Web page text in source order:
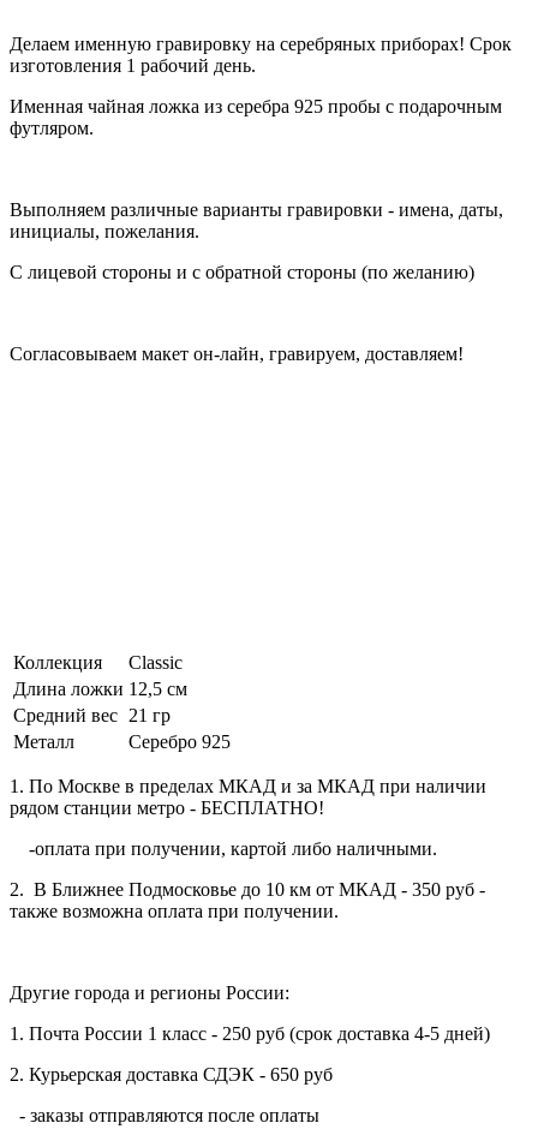
Делаем именную гравировку на серебряных приборах! Срок
изготовления 1 рабочий день.
Именная чайная ложка из серебра 925 пробы с подарочным
футляром.
Выполняем различные варианты гравировки - имена, даты,
инициалы, пожелания.
С лицевой стороны и с обратной стороны (по желанию)
Согласовываем макет он-лайн, гравируем, доставляем!
Коллекция
Classic
Длина ложки 12,5 см
Средний вес 21 гр
Металл
Серебро 925
1. По Москве в пределах МКАД и за МКАД при наличии
рядом станции метро - БЕСПЛАТНО!
-оплата при получении, картой либо наличными.
2. В Ближнее Подмосковье до 10 км от МКАД - 350 руб -
также возможна оплата при получении.
Другие города и регионы России:
1. Почта России 1 класс - 250 руб (срок доставка 4-5 дней)
2. Курьерская доставка СДЭК - 650 руб
- заказы отправляются после оплаты